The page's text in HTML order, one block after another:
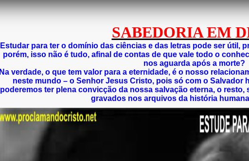
SABEDORIA EM
Estudar para ter o domínio das ciências e das letras pode ser útil,
porém, isso não é tudo, afinal de contas de que vale todo o
nos aguarda após a morte?
Na verdade, o que tem valor para a eternidade, é o nosso
neste mundo – o Senhor Jesus Cristo, pois só com o Salvador
poderemos ter plena convicção da nossa salvação eterna, o
gravados nos arquivos da história